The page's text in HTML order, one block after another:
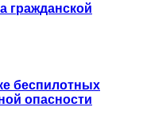
гражданской
беспилотных
опасности